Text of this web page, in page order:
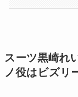
スーツ黒崎れ
ノ役はビズリ